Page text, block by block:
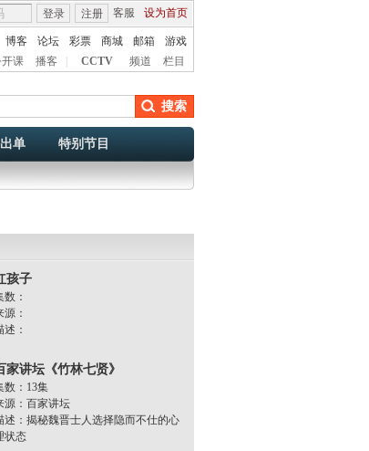
客服 设为首页
登录 注册
博客 论坛 彩票 商城 邮箱
游戏
课 播客 CCTV 频道 栏目
搜索
单 特别节目
孩子
数：
源：
述：
家讲坛《竹林七贤》
数：13集
源：百家讲坛
述：揭秘魏晋士人选择隐而不仕的心
状态